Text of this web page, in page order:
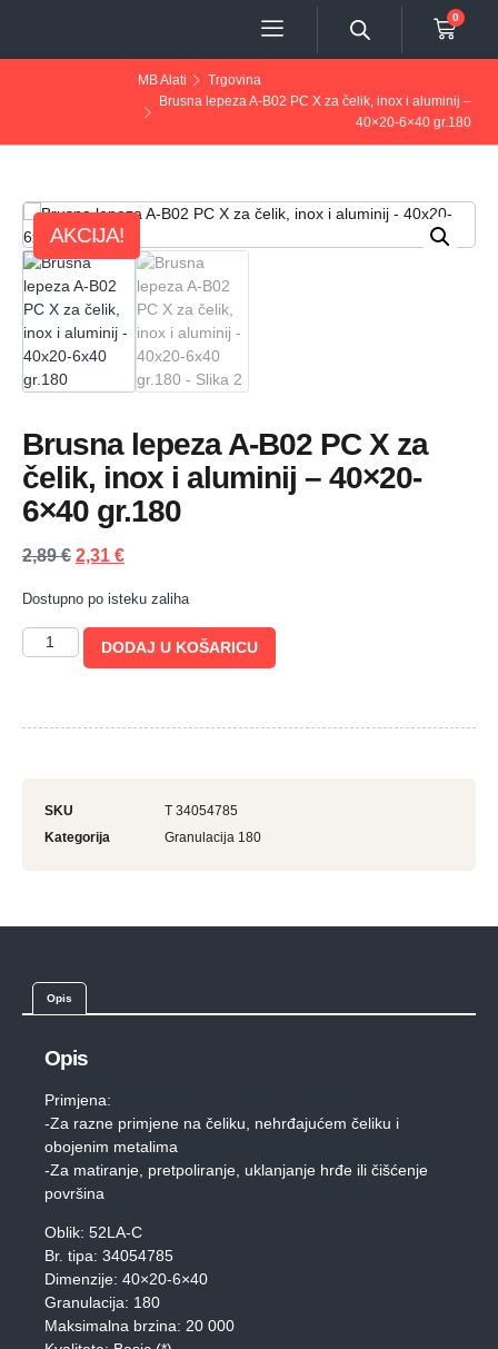
0
MB Alati
Trgovina
Brusna lepeza A-B02 PC X za čelik, inox i aluminij –
40×20-6×40 gr.180
AKCIJA!
Brusna lepeza A-B02 PC X za
čelik, inox i aluminij – 40×20-
6×40 gr.180
2,89€ 2,31 €
Dostupno po isteku zaliha
DODAJ U KOŠARICU
SKU
T 34054785
Kategorija
Granulacija 180
Opis
Opis
Primjena:
-Za razne primjene na čeliku, nehrđajućem čeliku i
obojenim metalima
-Za matiranje, pretpoliranje, uklanjanje hrđe ili čišćenje
površina
Oblik: 52LA-C
Br. tipa: 34054785
Dimenzije: 40×20-6×40
Granulacija: 180
Maksimalna brzina: 20 000